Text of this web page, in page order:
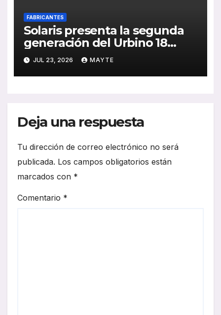
FABRICANTES
Solaris presenta la segunda
generación del Urbino 18
Hydrogen ante el jurado de
los SBY 2027
JUL 23, 2026 MAYTE
Deja una respuesta
Tu dirección de correo electrónico no será
publicada. Los campos obligatorios están
marcados con *
Comentario *